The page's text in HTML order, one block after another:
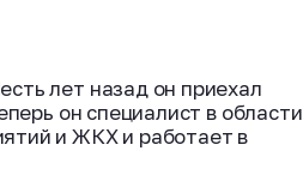
лет назад он приехал
он специалист в области
и ЖКХ и работает в